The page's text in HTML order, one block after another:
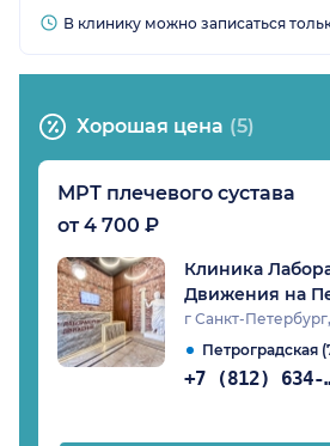
В клинику можно записаться
Хорошая цена (5)
МРТ плечевого сустава
от 4 700 ₽
Клиника
Движения на
г Санкт-
Петроградская
+7